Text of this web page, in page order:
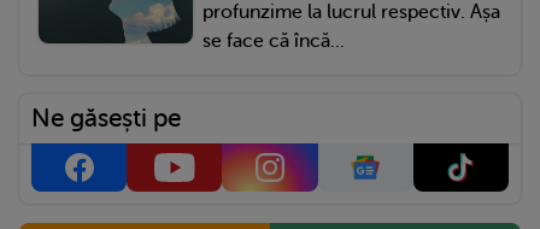
profunzime la lucrul respectiv. Așa
se face că încă...
Ne găsești pe